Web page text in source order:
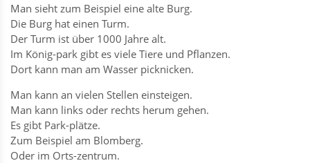
Man sieht zum Beispiel eine alte Burg.
Die Burg hat einen Turm.
Der Turm ist über 1000 Jahre alt.
Im König-park gibt es viele Tiere und Pflanzen.
Dort kann man am Wasser picknicken.
Man kann an vielen Stellen einsteigen.
Man kann links oder rechts herum gehen.
Es gibt Park-plätze.
Zum Beispiel am Blomberg.
Oder im Orts-zentrum.